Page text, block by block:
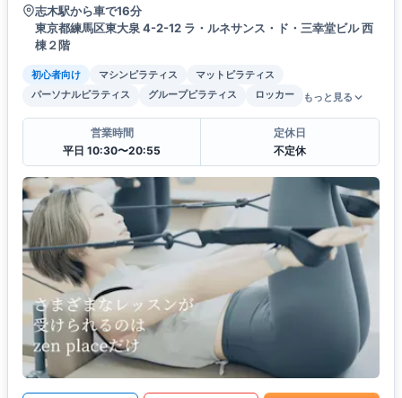
志木駅から車で16分
東京都練馬区東大泉 4-2-12 ラ・ルネサンス・ド・三幸堂ビル 西
棟２階
初心者向け マシンピラティス
マットピラティス
パーソナルピラティス
グループピラティス ロッカー もっと見る
営業時間
平日 10:30〜20:55
定休日
不定休